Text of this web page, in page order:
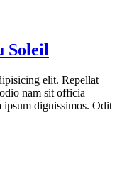
Soleil
elit. Repellat
nam sit officia
ipsum dignissimos. Odit